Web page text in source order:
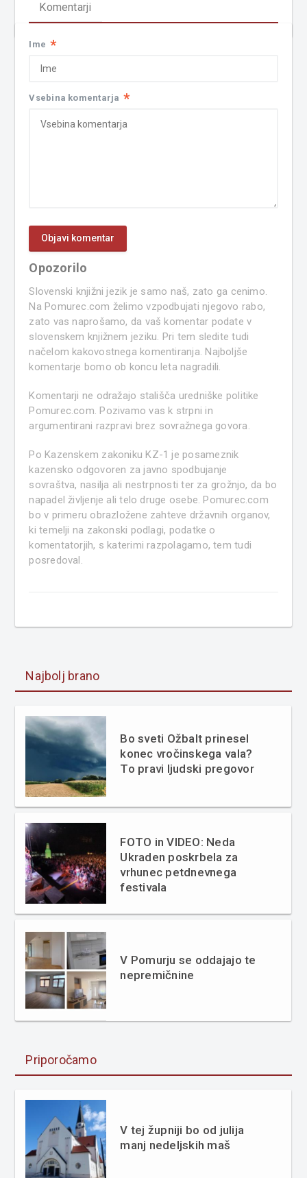
Komentarji
Ime *
Vsebina komentarja *
Opozorilo
Slovenski knjižni jezik je samo naš, zato ga cenimo.
Na Pomurec.com želimo vzpodbujati njegovo rabo,
zato vas naprošamo, da vaš komentar podate v
slovenskem knjižnem jeziku. Pri tem sledite tudi
načelom kakovostnega komentiranja. Najboljše
komentarje bomo ob koncu leta nagradili.
Komentarji ne odražajo stališča uredniške politike
Pomurec.com. Pozivamo vas k strpni in
argumentirani razpravi brez sovražnega govora.
Po Kazenskem zakoniku KZ-1 je posameznik
kazensko odgovoren za javno spodbujanje
sovraštva, nasilja ali nestrpnosti ter za grožnjo, da bo
napadel življenje ali telo druge osebe. Pomurec.com
bo v primeru obrazložene zahteve državnih organov,
ki temelji na zakonski podlagi, podatke o
komentatorjih, s katerimi razpolagamo, tem tudi
posredoval.
Najbolj brano
Bo sveti Ožbalt prinesel
konec vročinskega vala?
To pravi ljudski pregovor
FOTO in VIDEO: Neda
Ukraden poskrbela za
vrhunec petdnevnega
festivala
V Pomurju se oddajajo te
nepremičnine
Priporočamo
V tej župniji bo od julija
manj nedeljskih maš